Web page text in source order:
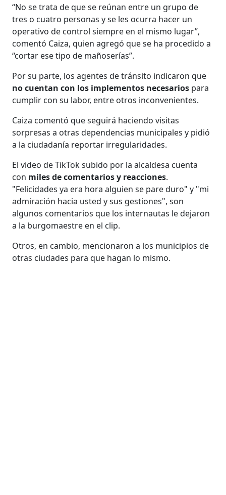
“No se trata de que se reúnan entre un grupo de
tres o cuatro personas y se les ocurra hacer un
operativo de control siempre en el mismo lugar”,
comentó Caiza, quien agregó que se ha procedido a
“cortar ese tipo de mañoserías”.
Por su parte, los agentes de tránsito indicaron que
no cuentan con los implementos necesarios para
cumplir con su labor, entre otros inconvenientes.
Caiza comentó que seguirá haciendo visitas
sorpresas a otras dependencias municipales y pidió
a la ciudadanía reportar irregularidades.
El video de TikTok subido por la alcaldesa cuenta
con miles de comentarios y reacciones.
"Felicidades ya era hora alguien se pare duro" y "mi
admiración hacia usted y sus gestiones", son
algunos comentarios que los internautas le dejaron
a la burgomaestre en el clip.
Otros, en cambio, mencionaron a los municipios de
otras ciudades para que hagan lo mismo.